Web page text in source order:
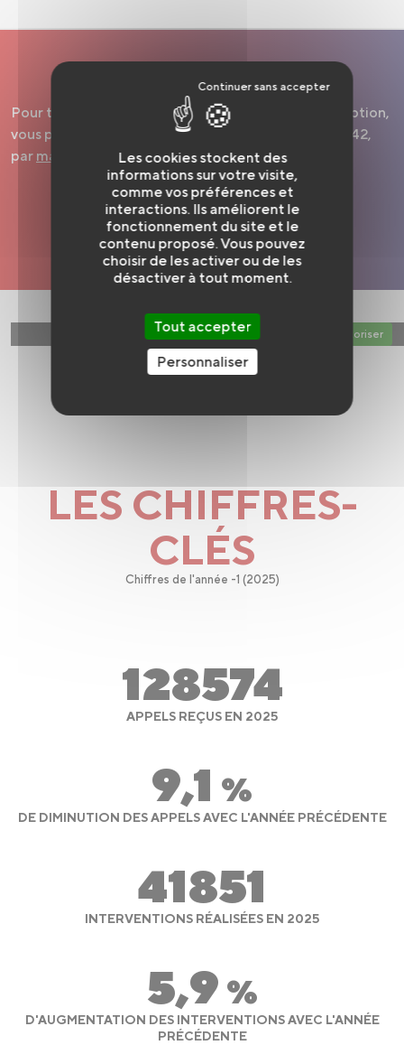
Pour toute demande de renseignement ou d'inscription,
vous pouvez contacter l'association au 02 51 45 49 42,
par mail ou via le formulaire ci-dessous :
Web content est désactivé. Autoriser
LES CHIFFRES-
CLÉS
Chiffres de l'année -1 (2025)
128574
APPELS REÇUS EN 2025
9,1 %
DE DIMINUTION DES APPELS AVEC L'ANNÉE PRÉCÉDENTE
41851
INTERVENTIONS RÉALISÉES EN 2025
5,9 %
D'AUGMENTATION DES INTERVENTIONS AVEC L'ANNÉE
PRÉCÉDENTE
Les cookies stockent des
informations sur votre visite,
comme vos préférences et
interactions. Ils améliorent le
fonctionnement du site et le
contenu proposé. Vous pouvez
choisir de les activer ou de les
désactiver à tout moment.
Tout accepter
Personnaliser